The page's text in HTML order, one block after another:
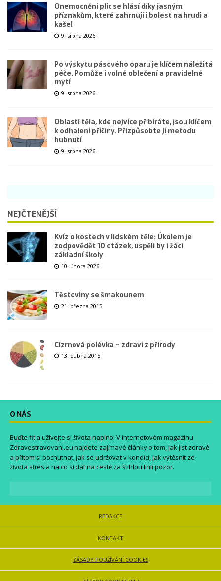
Onemocnění plic se hlásí díky jasným
příznakům, které zahrnují i bolest na hrudi a
kašel
9. srpna 2026
Po výskytu pásového oparu je klíčem náležitá
péče. Pomůže i volné oblečení a pravidelné
mytí
9. srpna 2026
Oblasti těla, kde nejvíce přibíráte, jsou klíčem
k odhalení příčiny. Přizpůsobte jí metodu
hubnutí
9. srpna 2026
NEJČTENĚJŠÍ
Kvíz o kostech v lidském těle: Úkolem je
zodpovědět 10 otázek, uspěli by i žáci
základní školy
10. února 2026
Těstoviny se šmakounem
21. března 2015
Cizrnová polévka – zdraví z přírody
13. dubna 2015
O NÁS
Buďte fit a užívejte si života naplno! V internetovém magazínu
Zdravestravovani.eu najdete zajímavé články o tom, jak jíst zdravě
a přitom si pochutnat, jak se udržovat v kondici, jak vytěsnit ze
života stres a na co si dát na cestě za štíhlou linií pozor.
REDAKCE
KONTAKT
ZÁSADY POUŽÍVÁNÍ COOKIES